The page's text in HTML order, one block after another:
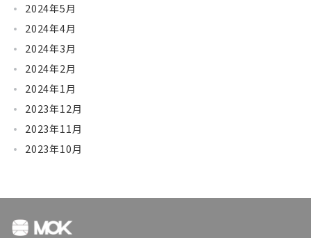
2024年5月
2024年4月
2024年3月
2024年2月
2024年1月
2023年12月
2023年11月
2023年10月